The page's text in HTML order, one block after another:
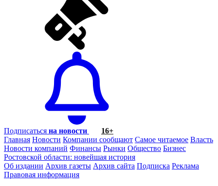
Подписаться на новости
16+
Главная Новости Компании сообщают Самое читаемое Власть
Новости компаний Финансы Рынки Общество Бизнес
Ростовской области: новейшая история
Об издании Архив газеты Архив сайта Подписка Реклама
Правовая информация